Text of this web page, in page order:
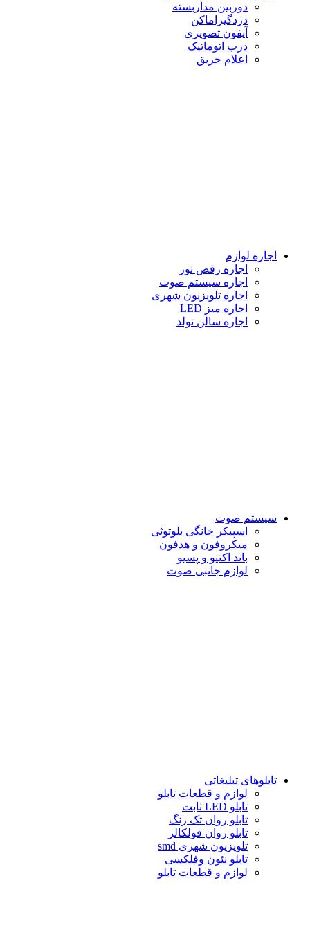
دوربین مداربسته
دزدگیراماکن
آیفون تصویری
درب اتوماتیک
اعلام حریق
اجاره لوازم
اجاره رقص نور
اجاره سیستم صوت
اجاره تلویزیون شهری
اجاره میز LED
اجاره سالن تولد
سیستم صوت
اسپیکر خانگی بلوتوثی
میکروفون و هدفون
باند اکتیو و پسیو
لوازم جانبی صوت
تابلوهاى تبلیغاتى
لوازم و قطعات تابلو
تابلو LED ثابت
تابلو روان تک رنگ
تابلو روان فولكالر
تلويزيون شهرى smd
تابلو نئون وفلکسی
لوازم و قطعات تابلو